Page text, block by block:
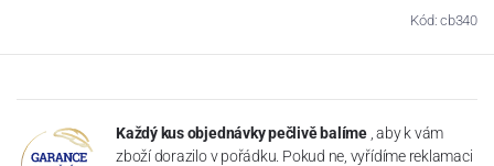
Kód: cb340
Každý kus objednávky pečlivě balíme , aby k vám
zboží dorazilo v pořádku. Pokud ne, vyřídíme reklamaci